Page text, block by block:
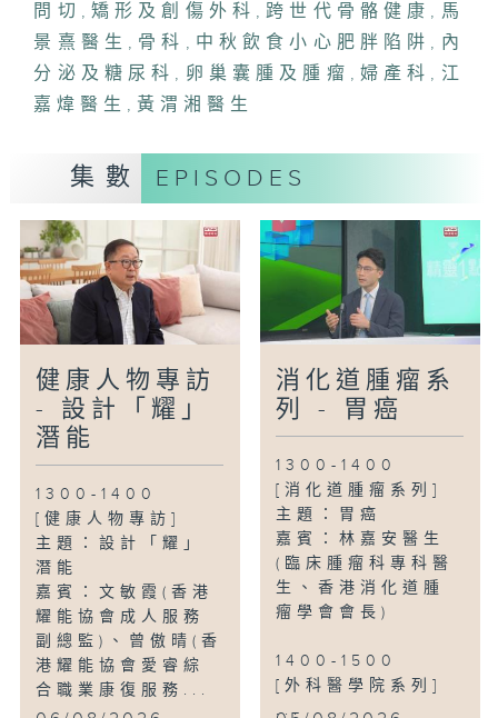
1400-1500
嘉賓：黃渭湘醫生(內分泌及糖尿科專科醫
生)
問切 , 矯形及創傷外科 ,跨世代骨骼健康 , 馬
景熹醫生 , 骨科 , 中秋飲食小心肥胖陷阱 , 內
分泌及糖尿科 , 卵巢囊腫及腫瘤 , 婦產科 , 江
嘉煒醫生 , 黃渭湘醫生
集數 EPISODES
健康人物專訪
- 設計「耀」
潛能
1300-1400
[健康人物專訪]
主題：設計「耀」
潛能
嘉賓：文敏霞(香港
耀能協會成人服務
副總監)、曾傲晴(香
港耀能協會愛睿綜
合職業康復服務...
消化道腫瘤系
列 - 胃癌
1300-1400
[消化道腫瘤系列]
主題：胃癌
嘉賓：林嘉安醫生
(臨床腫瘤科專科醫
生、香港消化道腫
瘤學會會長)
1400-1500
[外科醫學院系列]
...